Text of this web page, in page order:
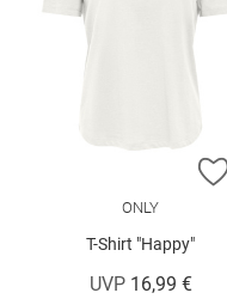
ONLY
T-Shirt "Happy"
UVP 16,99 €